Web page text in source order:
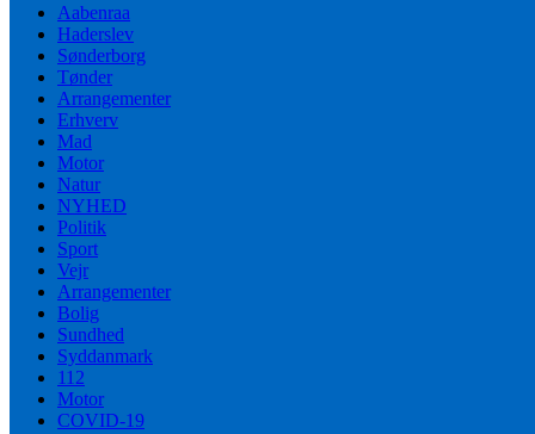
Aabenraa
Haderslev
Sønderborg
Tønder
Arrangementer
Erhverv
Mad
Motor
Natur
NYHED
Politik
Sport
Vejr
Arrangementer
Bolig
Sundhed
Syddanmark
112
Motor
COVID-19